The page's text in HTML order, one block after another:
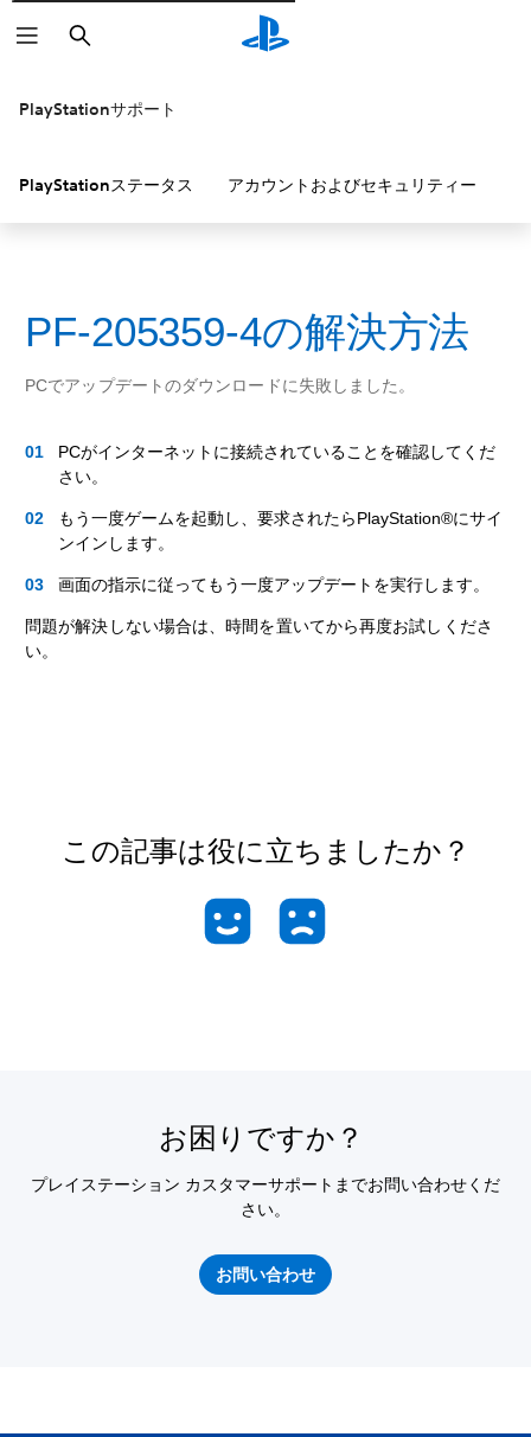
検
索
PlayStationサポート
PlayStationステータス アカウントおよびセキュリティー
PF-205359-4の解決方法
PCでアップデートのダウンロードに失敗しました。
PCがインターネットに接続されていることを確認してくだ
さい。
もう一度ゲームを起動し、要求されたらPlayStation®にサイ
ンインします。
画面の指示に従ってもう一度アップデートを実行します。
問題が解決しない場合は、時間を置いてから再度お試しくださ
い。
この記事は役に立ちましたか？
お困りですか？
プレイステーション カスタマーサポートまでお問い合わせくだ
さい。
お問い合わせ